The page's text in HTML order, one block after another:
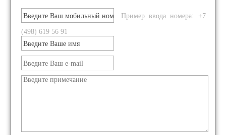
Пример ввода номера: +7
(498) 619 56 91